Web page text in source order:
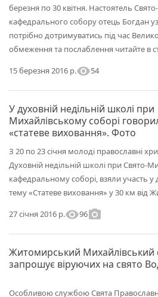
березня по 30 квітня. Настоятель
кафедрального собору отець Богдан
потрібно дотримуватись під час
обмеження та послаблення читайте в
15 березня 2016 р.visibility54
У духовній недільній школі при
Михайлівському соборі
«статеве виховання». Фото
З 20 по 23 січня молоді православні
Духовній недільній школі при Свято-
кафедральному соборі, взяли участь у
тему «Статеве виховання» у 30 км від
27 січня 2016 р.visibility96photo_camera
Житомирський Михайлівський
запрошує віруючих на свято
Особливою службою Свята